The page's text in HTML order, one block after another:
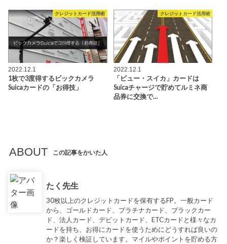
クレジットカード活用術
2022.12.1
1枚で3度得するビックカメラ
Suicaカードの「お得技」
クレジットカード活用術
2022.12.1
「ビュー・スイカ」カードは
Suicaチャージで貯めてルミネ商
品券に交換で…
ABOUT この記事をかいた人
たく先生
30枚以上のクレジットカードを保有するFP。一般カード
から、ゴールドカード、プラチナカード、ブラックカー
ド、法人カード、デビットカード、ETCカードと様々なカ
ードを持ち、お得にカードを使うためにどうすれば良いの
か？楽しく検証しています。マイルやポイントを貯める方